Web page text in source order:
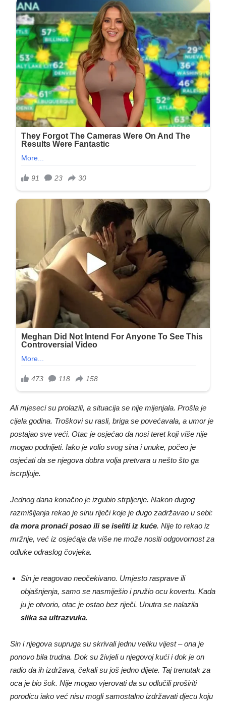
Ali mjeseci su prolazili, a situacija se nije mijenjala. Prošla je
cijela godina. Troškovi su rasli, briga se povećavala, a umor je
postajao sve veći. Otac je osjećao da nosi teret koji više nije
mogao podnijeti. Iako je volio svog sina i unuke, počeo je
osjećati da se njegova dobra volja pretvara u nešto što ga
iscrpljuje.
Jednog dana konačno je izgubio strpljenje. Nakon dugog
razmišljanja rekao je sinu riječi koje je dugo zadržavao u sebi:
da mora pronaći posao ili se iseliti iz kuće. Nije to rekao iz
mržnje, već iz osjećaja da više ne može nositi odgovornost za
odluke odraslog čovjeka.
Sin je reagovao neočekivano. Umjesto rasprave ili
objašnjenja, samo se nasmiješio i pružio ocu kovertu. Kada
ju je otvorio, otac je ostao bez riječi. Unutra se nalazila
slika sa ultrazvuka.
Sin i njegova supruga su skrivali jednu veliku vijest – ona je
ponovo bila trudna. Dok su živjeli u njegovoj kući i dok je on
radio da ih izdržava, čekali su još jedno dijete. Taj trenutak za
oca je bio šok. Nije mogao vjerovati da su odlučili proširiti
porodicu iako već nisu mogli samostalno izdržavati djecu koju